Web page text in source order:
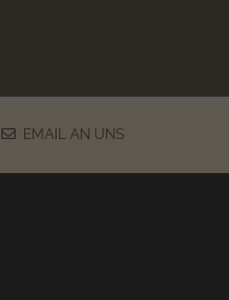
EMAIL AN UNS